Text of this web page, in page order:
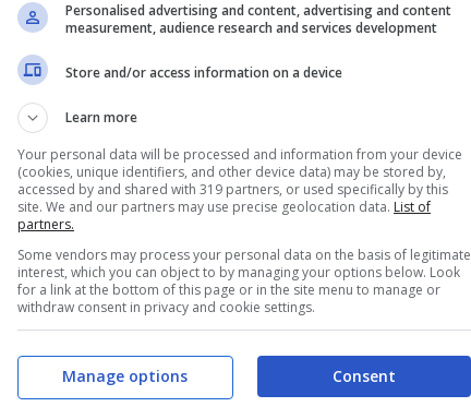
da non perdere
– La Sfida della Paura”, uno show mozzafiato
performance claustrofobiche e cariche
a riflettere sul superamento dei propri limiti
saranno altri show adrenalinici per rendere
Personalised advertising and content, advertising and content
measurement, audience research and services development
Store and/or access information on a device
Learn more
Your personal data will be processed and information from your device
(cookies, unique identifiers, and other device data) may be stored by,
accessed by and shared with 319 partners, or used specifically by this
site. We and our partners may use precise geolocation data. List of
partners.
Some vendors may process your personal data on the basis of legitimate
interest, which you can object to by managing your options below. Look
for a link at the bottom of this page or in the site menu to manage or
withdraw consent in privacy and cookie settings.
Consent
Manage options